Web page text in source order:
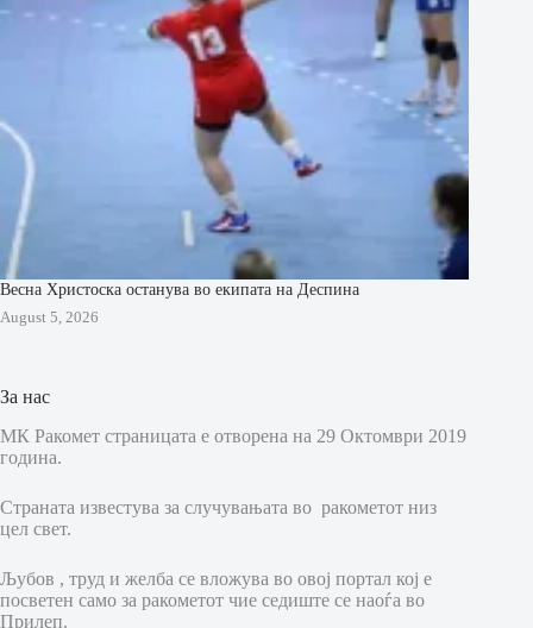
Весна Христоска останува во екипата на Деспина
August 5, 2026
За нас
МК Ракомет страницата е отворена на 29 Октомври 2019
година.
Страната известува за случувањата во ракометот низ
цел свет.
Љубов , труд и желба се вложува во овој портал кој е
посветен само за ракометот чие седиште се наоѓа во
Прилеп.